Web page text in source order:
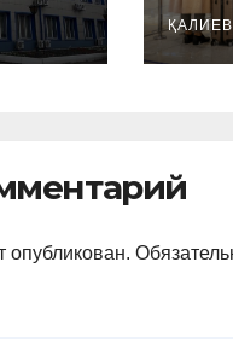
АҚ
опубликован.